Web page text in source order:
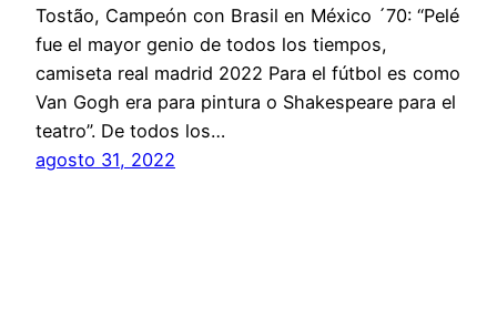
Tostão, Campeón con Brasil en México ´70: “Pelé
fue el mayor genio de todos los tiempos,
camiseta real madrid 2022 Para el fútbol es como
Van Gogh era para pintura o Shakespeare para el
teatro”. De todos los…
agosto 31, 2022